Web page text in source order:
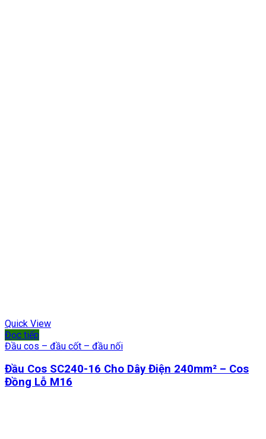
Quick View
Đọc tiếp
Đầu cos – đầu cốt – đầu nối
Đầu Cos SC240-16 Cho Dây Điện 240mm² – Cos
Đồng Lỗ M16